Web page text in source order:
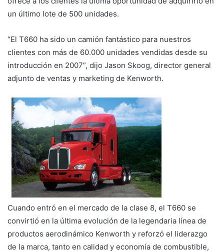
un último lote de 500 unidades.
“El T660 ha sido un camión fantástico para nuestros
clientes con más de 60.000 unidades vendidas desde su
introducción en 2007”, dijo Jason Skoog, director general
adjunto de ventas y marketing de Kenworth.
Cuando entró en el mercado de la clase 8, el T660 se
convirtió en la última evolución de la legendaria línea de
productos aerodinámico Kenworth y reforzó el liderazgo
de la marca, tanto en calidad y economía de combustible,